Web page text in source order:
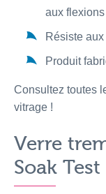
aux flexions
Résiste
Produit
Consultez toutes
vitrage !
Verre
Soak Test